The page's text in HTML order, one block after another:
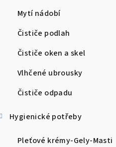
Mytí nádobí
Čističe podlah
Čističe oken a skel
Vlhčené ubrousky
Čističe odpadu
Hygienické potřeby
Pleťové krémy-Gely-Masti